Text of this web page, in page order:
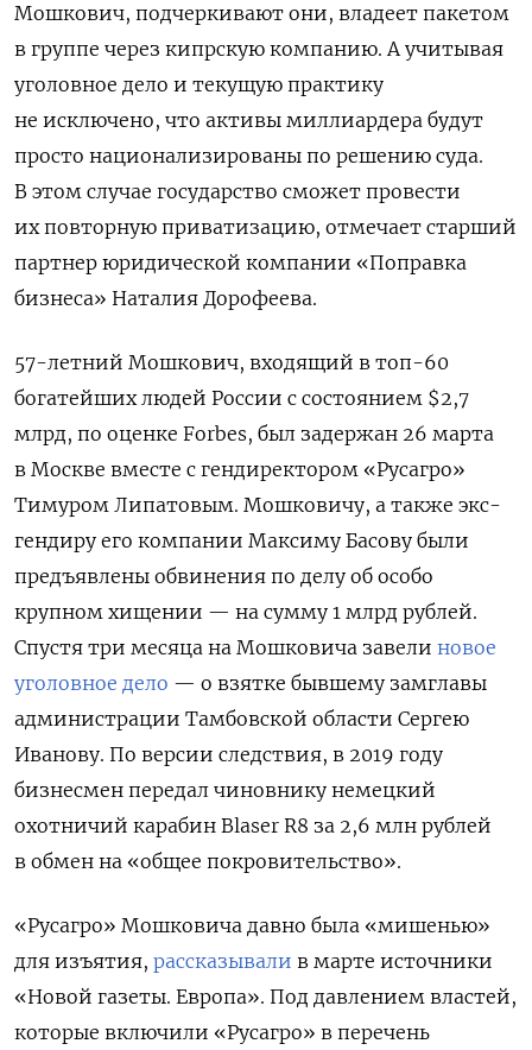
Мошкович, подчеркивают они, владеет пакетом
в группе через кипрскую компанию. А учитывая
уголовное дело и текущую практику
не исключено, что активы миллиардера будут
просто национализированы по решению суда.
В этом случае государство сможет провести
их повторную приватизацию, отмечает старший
партнер юридической компании «Поправка
бизнеса» Наталия Дорофеева.
57-летний Мошкович, входящий в топ-60
богатейших людей России с состоянием $2,7
млрд, по оценке Forbes, был задержан 26 марта
в Москве вместе с гендиректором «Русагро»
Тимуром Липатовым. Мошковичу, а также экс-
гендиру его компании Максиму Басову были
предъявлены обвинения по делу об особо
крупном хищении — на сумму 1 млрд рублей.
Спустя три месяца на Мошковича завели новое
уголовное дело — о взятке бывшему замглавы
администрации Тамбовской области Сергею
Иванову. По версии следствия, в 2019 году
бизнесмен передал чиновнику немецкий
охотничий карабин Blaser R8 за 2,6 млн рублей
в обмен на «общее покровительство».
«Русагро» Мошковича давно была «мишенью»
для изъятия, рассказывали в марте источники
«Новой газеты. Европа». Под давлением властей,
которые включили «Русагро» в перечень